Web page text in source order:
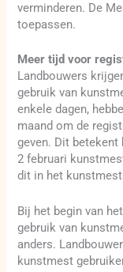
verminderen. De
toepassen.
Meer tijd voor
Landbouwers
gebruik van
enkele dagen,
maand om de
geven. Dit
2 februari
dit in het
Bij het begin van
gebruik van
anders.
kunstmest